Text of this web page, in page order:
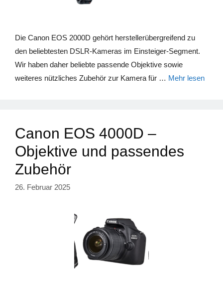
Die Canon EOS 2000D gehört herstellerübergreifend zu
den beliebtesten DSLR-Kameras im Einsteiger-Segment.
Wir haben daher beliebte passende Objektive sowie
weiteres nützliches Zubehör zur Kamera für … Mehr lesen
Canon EOS 4000D –
Objektive und passendes
Zubehör
26. Februar 2025